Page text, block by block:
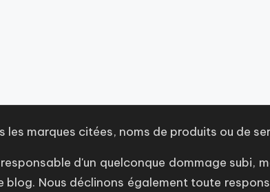
les marques citées, noms de produits ou de
d'un quelconque dommage subi,
Nous déclinons également toute